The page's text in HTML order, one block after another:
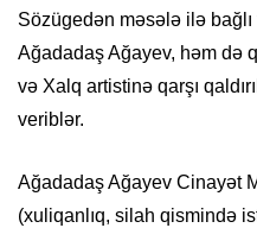
Sözügedən məsələ ilə bağlı
Ağadadaş Ağayev, həm də
və Xalq artistinə qarşı
veriblər.
Ağadadaş Ağayev Cinayət
(xuliqanlıq, silah qismində